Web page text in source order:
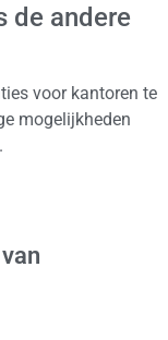
de andere
voor kantoren te
mogelijkheden